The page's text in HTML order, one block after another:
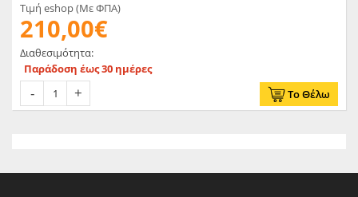
Τιμή eshop (Με ΦΠΑ)
210,00€
Διαθεσιμότητα:
Παράδοση έως 30 ημέρες
Το Θέλω